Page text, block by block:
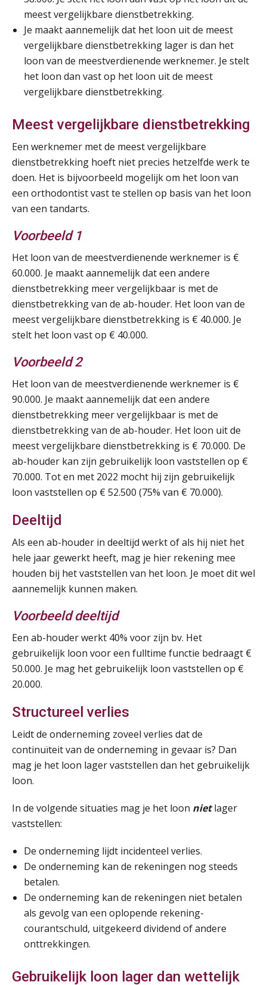
meest vergelijkbare dienstbetrekking.
Je maakt aannemelijk dat het loon uit de meest
vergelijkbare dienstbetrekking lager is dan het
loon van de meestverdienende werknemer. Je stelt
het loon dan vast op het loon uit de meest
vergelijkbare dienstbetrekking.
Meest vergelijkbare dienstbetrekking
Een werknemer met de meest vergelijkbare
dienstbetrekking hoeft niet precies hetzelfde werk te
doen. Het is bijvoorbeeld mogelijk om het loon van
een orthodontist vast te stellen op basis van het loon
van een tandarts.
Voorbeeld 1
Het loon van de meestverdienende werknemer is €
60.000. Je maakt aannemelijk dat een andere
dienstbetrekking meer vergelijkbaar is met de
dienstbetrekking van de ab-houder. Het loon van de
meest vergelijkbare dienstbetrekking is € 40.000. Je
stelt het loon vast op € 40.000.
Voorbeeld 2
Het loon van de meestverdienende werknemer is €
90.000. Je maakt aannemelijk dat een andere
dienstbetrekking meer vergelijkbaar is met de
dienstbetrekking van de ab-houder. Het loon uit de
meest vergelijkbare dienstbetrekking is € 70.000. De
ab-houder kan zijn gebruikelijk loon vaststellen op €
70.000. Tot en met 2022 mocht hij zijn gebruikelijk
loon vaststellen op € 52.500 (75% van € 70.000).
Deeltijd
Als een ab-houder in deeltijd werkt of als hij niet het
hele jaar gewerkt heeft, mag je hier rekening mee
houden bij het vaststellen van het loon. Je moet dit wel
aannemelijk kunnen maken.
Voorbeeld deeltijd
Een ab-houder werkt 40% voor zijn bv. Het
gebruikelijk loon voor een fulltime functie bedraagt €
50.000. Je mag het gebruikelijk loon vaststellen op €
20.000.
Structureel verlies
Leidt de onderneming zoveel verlies dat de
continuïteit van de onderneming in gevaar is? Dan
mag je het loon lager vaststellen dan het gebruikelijk
loon.
In de volgende situaties mag je het loon nietlager
vaststellen:
De onderneming lijdt incidenteel verlies.
De onderneming kan de rekeningen nog steeds
betalen.
De onderneming kan de rekeningen niet betalen
als gevolg van een oplopende rekening-
courantschuld, uitgekeerd dividend of andere
onttrekkingen.
Gebruikelijk loon lager dan wettelijk